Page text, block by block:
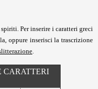
Per inserire i caratteri greci
oppure inserisci la trascrizione
CARATTERI